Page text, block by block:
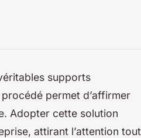
supports
permet d’affirmer
Adopter cette solution
attirant l’attention tout